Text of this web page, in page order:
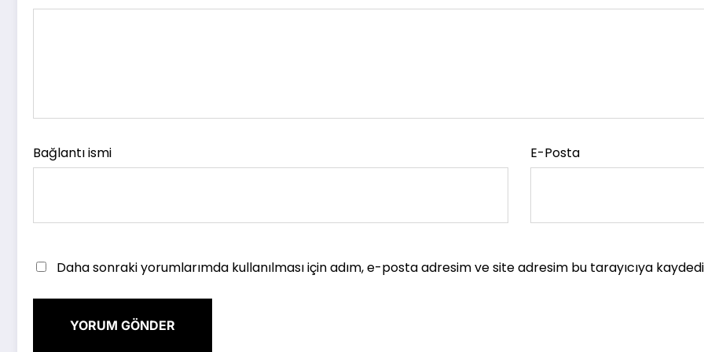
Bağlantı ismi E-Posta
Daha sonraki yorumlarımda kullanılması için adım, e-posta adresim ve site adresim bu tarayıcıya